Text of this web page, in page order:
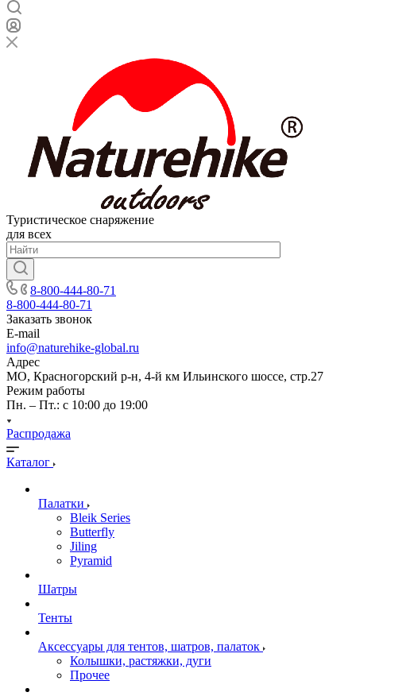
Туристическое снаряжение
для всех
8-800-444-80-71
8-800-444-80-71
Заказать звонок
E-mail
info@naturehike-global.ru
Адрес
МО, Красногорский р-н, 4-й км Ильинского шоссе, стр.27
Режим работы
Пн. – Пт.: с 10:00 до 19:00
Распродажа
Каталог
Палатки
Bleik Series
Butterfly
Jiling
Pyramid
Шатры
Тенты
Аксессуары для тентов, шатров, палаток
Колышки, растяжки, дуги
Прочее